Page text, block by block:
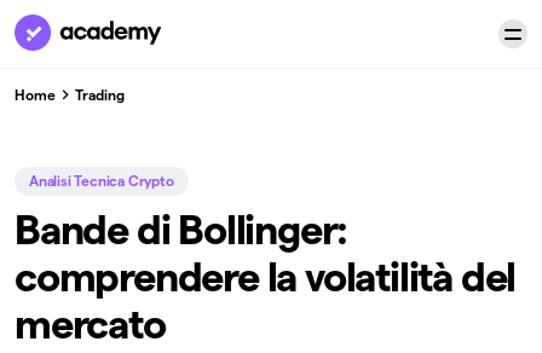
Home Trading
Analisi Tecnica Crypto
Bande di Bollinger:
comprendere la volatilità del
mercato